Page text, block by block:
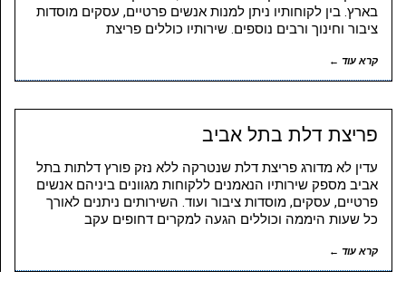
בארץ. בין לקוחותיו ניתן למנות אנשים פרטיים, עסקים מוסדות
ציבור וחינוך ורבים נוספים. שירותיו כוללים פריצת
קרא עוד ←
פריצת דלת בתל אביב
עדין לא מדורג פריצת דלת שנטרקה ללא נזק פורץ דלתות בתל
אביב מספק שירותיו הנאמנים ללקוחות מגוונים ביניהם אנשים
פרטיים, עסקים, מוסדות ציבור ועוד. השירותים ניתנים לאורך
כל שעות היממה וכוללים הגעה למקרים דחופים עקב
קרא עוד ←